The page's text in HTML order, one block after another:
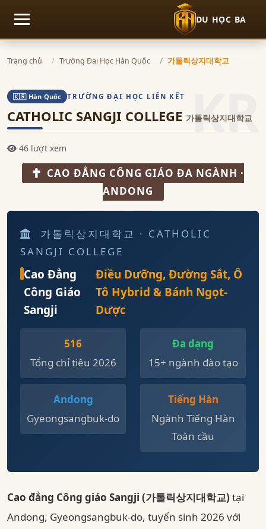
Mở menu DU HỌC BA
Trang chủ Trường Đại Học Hàn Quốc 가톨릭상지대학교
KR
🇰🇷 Hàn Quốc TRƯỜNG ĐẠI HỌC LIÊN KẾT
CATHOLIC SANGJI COLLEGE 가톨릭상지대학교
46 lượt xem
CAO ĐẲNG CÔNG GIÁO ĐA NGÀNH ·
ANDONG
가톨릭상지대학교 · CATHOLIC
SANGJI COLLEGE
Cao Đẳng
Công Giáo
Sangji
Điều Dưỡng, Đường Sắt, Ô
Tô Hybrid & Bánh Ngọt-
Dược
516
Tổng chỉ tiêu 2026
Đa dạng
15+ ngành đào tạo
Andong
Gyeongsangbuk-do
Tiếng Hàn
Ngành Tiếng Hàn
Toàn cầu
Cao đẳng Công giáo Sangji (가톨릭상지대학교) tại
Andong, Gyeongsangbuk-do, tuyển sinh 2026 với